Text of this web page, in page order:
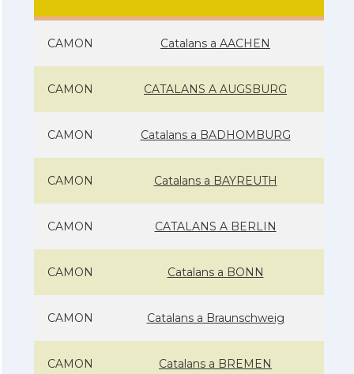
CAMON Catalans a AACHEN
CAMON CATALANS A AUGSBURG
CAMON Catalans a BADHOMBURG
CAMON Catalans a BAYREUTH
CAMON CATALANS A BERLIN
CAMON Catalans a BONN
CAMON Catalans a Braunschweig
CAMON Catalans a BREMEN